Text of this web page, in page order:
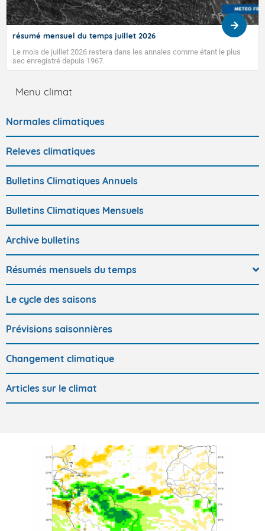
résumé mensuel du temps juillet 2026
Le mois de juillet 2026 restera dans les annales comme étant le plus
sec enregistré depuis 1967.
Menu climat
Normales climatiques
Releves climatiques
Bulletins Climatiques Annuels
Bulletins Climatiques Mensuels
Archive bulletins
Résumés mensuels du temps
Le cycle des saisons
Prévisions saisonnières
Changement climatique
Articles sur le climat